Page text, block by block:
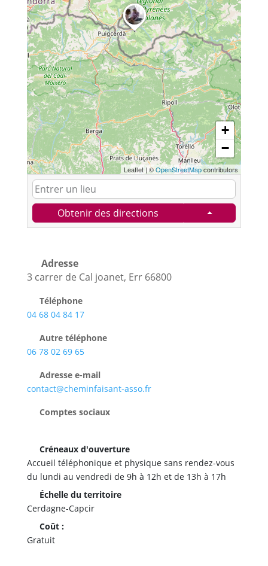
+
−
Leaflet | ©OpenStreetMapcontributors
Obtenir des directions
Adresse
3 carrer de Cal joanet, Err 66800
Téléphone
04 68 04 84 17
Autre téléphone
06 78 02 69 65
Adresse e-mail
contact@cheminfaisant-asso.fr
Comptes sociaux
Créneaux d'ouverture
Accueil téléphonique et physique sans rendez-vous
du lundi au vendredi de 9h à 12h et de 13h à 17h
Échelle du territoire
Cerdagne-Capcir
Coût :
Gratuit